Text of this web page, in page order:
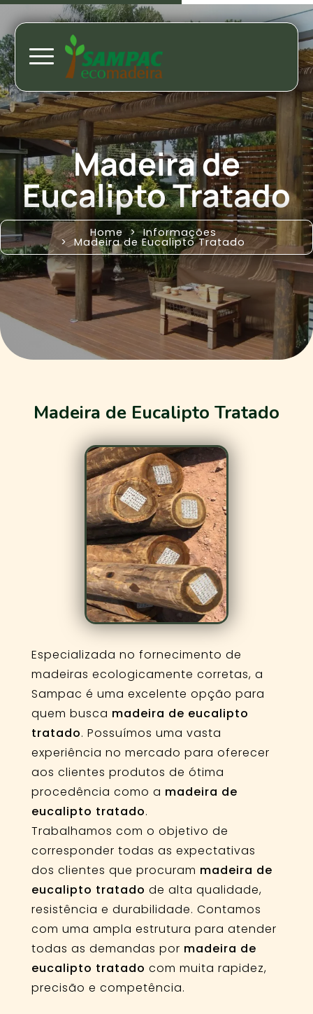
Madeira de
Eucalipto Tratado
Home Informações
Madeira de Eucalipto Tratado
Madeira de Eucalipto Tratado
Especializada no fornecimento de
madeiras ecologicamente corretas, a
Sampac é uma excelente opção para
quem busca madeira de eucalipto
tratado. Possuímos uma vasta
experiência no mercado para oferecer
aos clientes produtos de ótima
procedência como a madeira de
eucalipto tratado.
Trabalhamos com o objetivo de
corresponder todas as expectativas
dos clientes que procuram madeira de
eucalipto tratado de alta qualidade,
resistência e durabilidade. Contamos
com uma ampla estrutura para atender
todas as demandas por madeira de
eucalipto tratado com muita rapidez,
precisão e competência.